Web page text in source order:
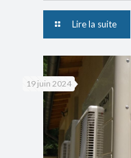
Lire la suite
19 juin 2024